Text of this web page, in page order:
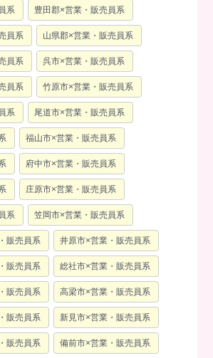
系 豊田郡×営業・販売員系
員系 山県郡×営業・販売員系
員系 呉市×営業・販売員系
員系 竹原市×営業・販売員系
系 尾道市×営業・販売員系
福山市×営業・販売員系
府中市×営業・販売員系
庄原市×営業・販売員系
系 笠岡市×営業・販売員系
販売員系 井原市×営業・販売員系
販売員系 総社市×営業・販売員系
販売員系 高梁市×営業・販売員系
販売員系 新見市×営業・販売員系
販売員系 備前市×営業・販売員系